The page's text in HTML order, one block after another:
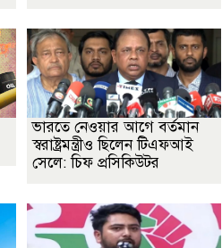
ভারতে নেওয়ার আগে বর্তমান
স্বরাষ্ট্রমন্ত্রীও ছিলেন টিএফআই
সেলে: চিফ প্রসিকিউটর